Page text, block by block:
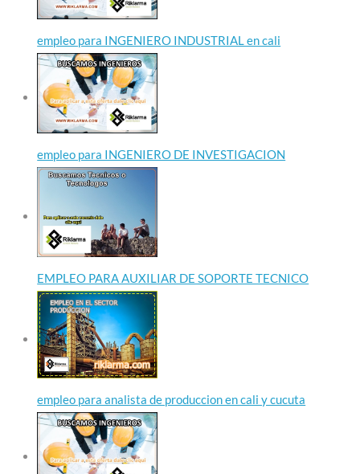
empleo para INGENIERO INDUSTRIAL en cali
empleo para INGENIERO DE INVESTIGACION
EMPLEO PARA AUXILIAR DE SOPORTE TECNICO
empleo para analista de produccion en cali y cucuta